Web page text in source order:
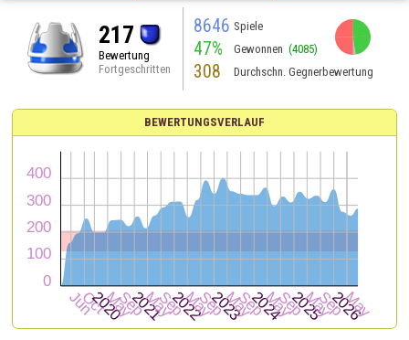
217
Bewertung
Fortgeschritten
8646 Spiele
47% Gewonnen (4085)
308 Durchschn. Gegnerbewertung
BEWERTUNGSVERLAUF